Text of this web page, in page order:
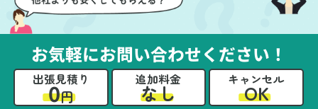
要なものを確認しながら
進めることができ、安心
できました。さらに、作
業終了後には部屋全体を
清掃していただき、まる
で新しい家のような清潔
ズに片付いていくのがと
業が終わった後には、こ
ちらからお願いしなくて
も部屋を簡単に清掃して
いただけたのも好印象で
した。
お気軽にお問い合わせください！
出張見積り
0円
追加料金
なし
キャンセル
OK